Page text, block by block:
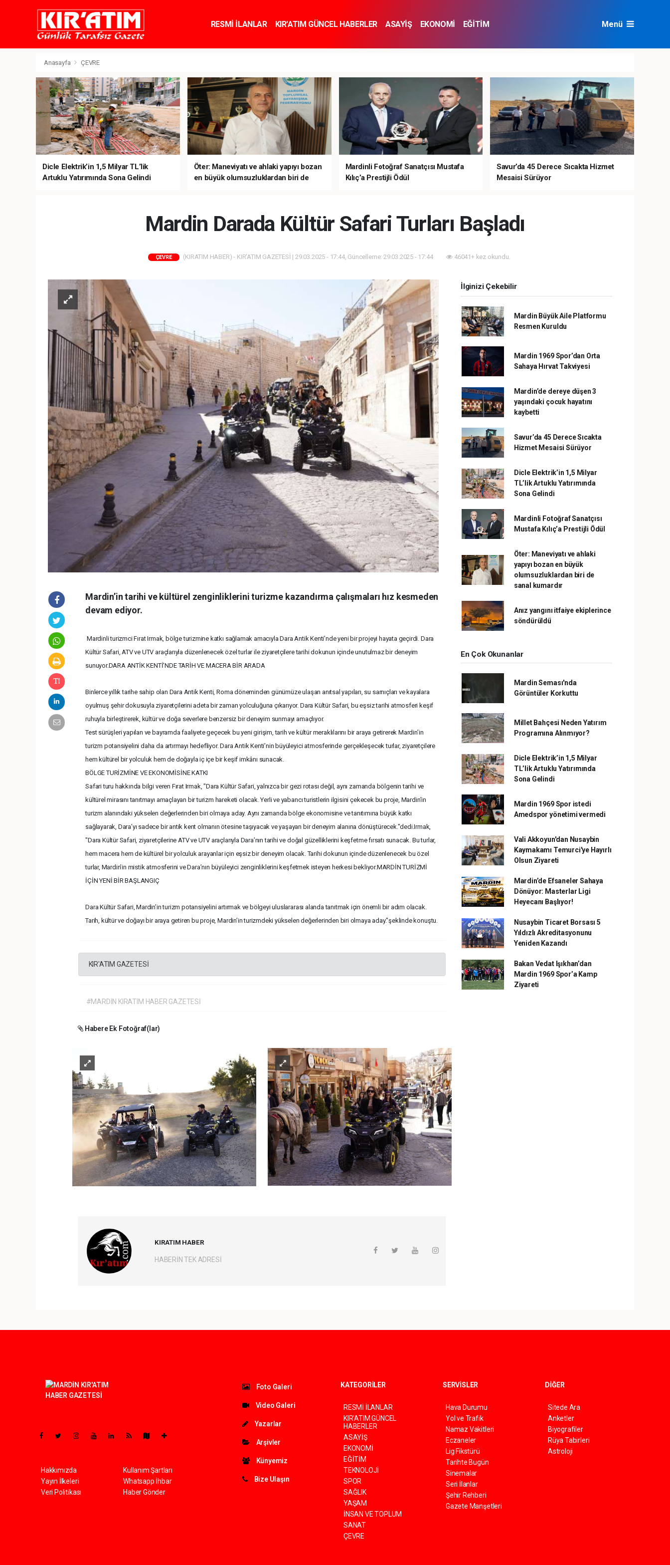
RESMİ İLANLAR KIR'ATIM GÜNCEL HABERLER ASAYİŞ EKONOMİ
EĞİTİM
Menü
Anasayfa ÇEVRE
Dicle Elektrik’in 1,5 Milyar TL’lik
Artuklu Yatırımında Sona Gelindi
Öter: Maneviyatı ve ahlaki yapıyı bozan
en büyük olumsuzluklardan biri de
Mardinli Fotoğraf Sanatçısı Mustafa
Kılıç’a Prestijli Ödül
Savur’da 45 Derece Sıcakta Hizmet
Mesaisi Sürüyor
Mardin Darada Kültür Safari Turları Başladı
ÇEVRE (KIRATIM HABER) - KIR'ATIM GAZETESİ | 29.03.2025 - 17:44, Güncelleme: 29.03.2025 - 17:44 46041+ kez okundu.
Mardin’in tarihi ve kültürel zenginliklerini turizme kazandırma çalışmaları hız kesmeden
devam ediyor.
Mardinli turizmci Fırat Irmak, bölge turizmine katkı sağlamak amacıyla Dara Antik Kenti’nde yeni bir projeyi hayata geçirdi. Dara
Kültür Safari, ATV ve UTV araçlarıyla düzenlenecek özel turlar ile ziyaretçilere tarihi dokunun içinde unutulmaz bir deneyim
sunuyor.DARA ANTİK KENTİ’NDE TARİH VE MACERA BİR ARADA
Binlerce yıllık tarihe sahip olan Dara Antik Kenti, Roma döneminden günümüze ulaşan anıtsal yapıları, su sarnıçları ve kayalara
oyulmuş şehir dokusuyla ziyaretçilerini adeta bir zaman yolculuğuna çıkarıyor. Dara Kültür Safari, bu eşsiz tarihi atmosferi keşif
ruhuyla birleştirerek, kültür ve doğa severlere benzersiz bir deneyim sunmayı amaçlıyor.
Test sürüşleri yapılan ve bayramda faaliyete geçecek bu yeni girişim, tarih ve kültür meraklılarını bir araya getirerek Mardin’in
turizm potansiyelini daha da artırmayı hedefliyor. Dara Antik Kenti’nin büyüleyici atmosferinde gerçekleşecek turlar, ziyaretçilere
hem kültürel bir yolculuk hem de doğayla iç içe bir keşif imkânı sunacak.
BÖLGE TURİZMİNE VE EKONOMİSİNE KATKI
Safari turu hakkında bilgi veren Fırat Irmak, "Dara Kültür Safari, yalnızca bir gezi rotası değil, aynı zamanda bölgenin tarihi ve
kültürel mirasını tanıtmayı amaçlayan bir turizm hareketi olacak. Yerli ve yabancı turistlerin ilgisini çekecek bu proje, Mardin’in
turizm alanındaki yükselen değerlerinden biri olmaya aday. Aynı zamanda bölge ekonomisine ve tanıtımına büyük katkı
sağlayarak, Dara’yı sadece bir antik kent olmanın ötesine taşıyacak ve yaşayan bir deneyim alanına dönüştürecek."dedi.Irmak,
"Dara Kültür Safari, ziyaretçilerine ATV ve UTV araçlarıyla Dara’nın tarihi ve doğal güzelliklerini keşfetme fırsatı sunacak. Bu turlar,
hem macera hem de kültürel bir yolculuk arayanlar için eşsiz bir deneyim olacak. Tarihi dokunun içinde düzenlenecek bu özel
turlar, Mardin’in mistik atmosferini ve Dara’nın büyüleyici zenginliklerini keşfetmek isteyen herkesi bekliyor.MARDİN TURİZMİ
İÇİN YENİ BİR BAŞLANGIÇ
Dara Kültür Safari, Mardin’in turizm potansiyelini artırmak ve bölgeyi uluslararası alanda tanıtmak için önemli bir adım olacak.
Tarih, kültür ve doğayı bir araya getiren bu proje, Mardin’in turizmdeki yükselen değerlerinden biri olmaya aday."şeklinde konuştu.
KIR'ATIM GAZETESİ
#MARDİN KIRATIM HABER GAZETESİ
Habere Ek Fotoğraf(lar)
KIRATIM HABER
HABERİN TEK ADRESİ
İlginizi Çekebilir
Mardin Büyük Aile Platformu
Resmen Kuruldu
Mardin 1969 Spor’dan Orta
Sahaya Hırvat Takviyesi
Mardin’de dereye düşen 3
yaşındaki çocuk hayatını
kaybetti
Savur’da 45 Derece Sıcakta
Hizmet Mesaisi Sürüyor
Dicle Elektrik’in 1,5 Milyar
TL’lik Artuklu Yatırımında
Sona Gelindi
Mardinli Fotoğraf Sanatçısı
Mustafa Kılıç’a Prestijli Ödül
Öter: Maneviyatı ve ahlaki
yapıyı bozan en büyük
olumsuzluklardan biri de
sanal kumardır
Anız yangını itfaiye ekiplerince
söndürüldü
En Çok Okunanlar
Mardin Seması'nda
Görüntüler Korkuttu
Millet Bahçesi Neden Yatırım
Programına Alınmıyor?
Dicle Elektrik’in 1,5 Milyar
TL’lik Artuklu Yatırımında
Sona Gelindi
Mardin 1969 Spor istedi
Amedspor yönetimi vermedi
Vali Akkoyun'dan Nusaybin
Kaymakamı Temurci'ye Hayırlı
Olsun Ziyareti
Mardin’de Efsaneler Sahaya
Dönüyor: Masterlar Ligi
Heyecanı Başlıyor!
Nusaybin Ticaret Borsası 5
Yıldızlı Akreditasyonunu
Yeniden Kazandı
Bakan Vedat Işıkhan’dan
Mardin 1969 Spor’a Kamp
Ziyareti
Hakkımızda
Yayın İlkeleri
Veri Politikası
Kullanım Şartları
Whatsapp İhbar
Haber Gönder
Foto Galeri
Video Galeri
Yazarlar
Arşivler
Künyemiz
Bize Ulaşın
KATEGORİLER
RESMİ İLANLAR
KIR'ATIM GÜNCEL
HABERLER
ASAYİŞ
EKONOMİ
EĞİTİM
TEKNOLOJİ
SPOR
SAĞLIK
YAŞAM
İNSAN VE TOPLUM
SANAT
ÇEVRE
SERVİSLER
Hava Durumu
Yol ve Trafik
Namaz Vakitleri
Eczaneler
Lig Fikstürü
Tarihte Bugün
Sinemalar
Seri İlanlar
Şehir Rehberi
Gazete Manşetleri
DİĞER
Sitede Ara
Anketler
Biyografiler
Rüya Tabirleri
Astroloji